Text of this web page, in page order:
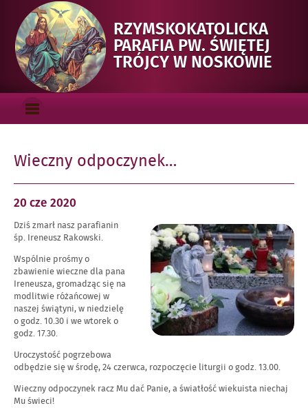
RZYMSKOKATOLICKA
PARAFIA PW. ŚWIĘTEJ
TRÓJCY W NOSKOWIE
Menu_gorne
OTWÓRZ
MENU
Wieczny odpoczynek…
Opublikowano
dniu
20 cze 2020
Powiększ
obraz
Dziś zmarł nasz parafianin
śp. Ireneusz Rakowski.
Wspólnie prośmy o
zbawienie wieczne dla pana
Ireneusza, gromadząc się na
modlitwie różańcowej w
naszej świątyni, w niedzielę
o godz. 10.30 i we wtorek o
godz. 17.30.
Uroczystość pogrzebowa
odbędzie się w środę, 24 czerwca, rozpoczęcie liturgii o godz. 13.00.
Wieczny odpoczynek racz Mu dać Panie, a światłość wiekuista niechaj
Mu świeci!